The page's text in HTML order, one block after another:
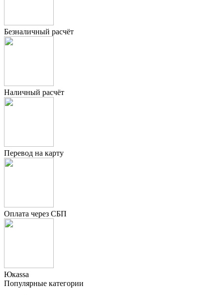
Безналичный расчёт
Наличный расчёт
Перевод на карту
Оплата через СБП
Юкаssа
Популярные категории